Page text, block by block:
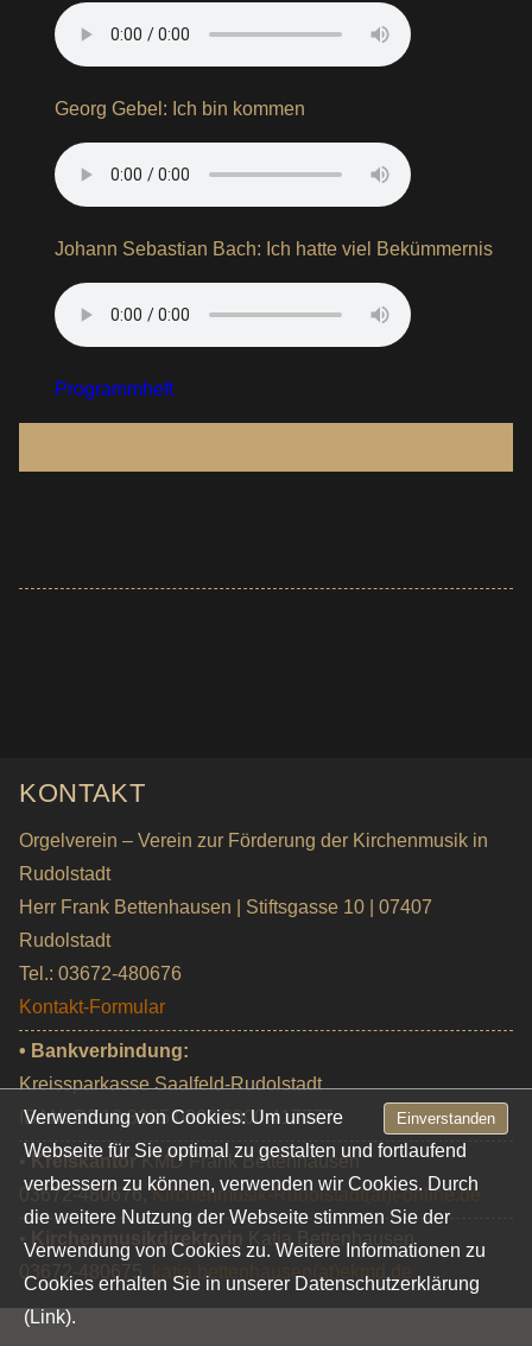
Georg Gebel: Ich bin kommen
Johann Sebastian Bach: Ich hatte viel Bekümmernis
Programmheft
KONTAKT
Orgelverein – Verein zur Förderung der Kirchenmusik in
Rudolstadt
Herr Frank Bettenhausen | Stiftsgasse 10 | 07407
Rudolstadt
Tel.: 03672-480676
Kontakt-Formular
• Bankverbindung:
Kreissparkasse Saalfeld-Rudolstadt
IBAN: DE10 8305 0303 0000 417777
•KreiskantorKMD Frank Bettenhausen
03672-480676,Kirchenmusik-Rudolstadt(at)t-online.de
• Kirchenmusikdirektorin
Katja Bettenhausen
03672-480675,
katja.bettenhausen(at)ekmd.de
Einverstanden
Verwendung von Cookies: Um unsere
Webseite für Sie optimal zu gestalten und fortlaufend
verbessern zu können, verwenden wir Cookies. Durch
die weitere Nutzung der Webseite stimmen Sie der
Verwendung von Cookies zu. Weitere Informationen zu
Cookies erhalten Sie in unserer Datenschutzerklärung
(Link).